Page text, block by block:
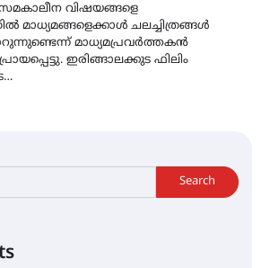
വിഷയങ്ങളെ
മാധ്യമങ്ങളെക്കാൾ ചലച്ചിത്രങ്ങൾ
മാധ്യമപ്രവർത്തകൻ
ഇരിങ്ങാലക്കുട ഫിലിം
Search